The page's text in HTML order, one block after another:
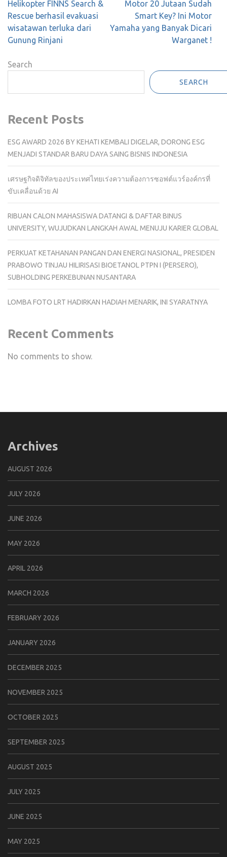
Post
navigation
Helikopter FINNS Search &
Rescue berhasil evakuasi
wisatawan terluka dari
Gunung Rinjani
Motor 20 Jutaan Sudah
Smart Key? Ini Motor
Yamaha yang Banyak Dicari
Warganet !
Search
SEARCH
Recent Posts
ESG AWARD 2026 BY KEHATI KEMBALI DIGELAR, DORONG ESG
MENJADI STANDAR BARU DAYA SAING BISNIS INDONESIA
เศรษฐกิจดิจิทัลของประเทศไทยเร่งความต้องการซอฟต์แวร์องค์กรที่
ขับเคลื่อนด้วย AI
RIBUAN CALON MAHASISWA DATANGI & DAFTAR BINUS
UNIVERSITY, WUJUDKAN LANGKAH AWAL MENUJU KARIER GLOBAL
PERKUAT KETAHANAN PANGAN DAN ENERGI NASIONAL, PRESIDEN
PRABOWO TINJAU HILIRISASI BIOETANOL PTPN I (PERSERO),
SUBHOLDING PERKEBUNAN NUSANTARA
LOMBA FOTO LRT HADIRKAN HADIAH MENARIK, INI SYARATNYA
Recent Comments
No comments to show.
Archives
AUGUST 2026
JULY 2026
JUNE 2026
MAY 2026
APRIL 2026
MARCH 2026
FEBRUARY 2026
JANUARY 2026
DECEMBER 2025
NOVEMBER 2025
OCTOBER 2025
SEPTEMBER 2025
AUGUST 2025
JULY 2025
JUNE 2025
MAY 2025